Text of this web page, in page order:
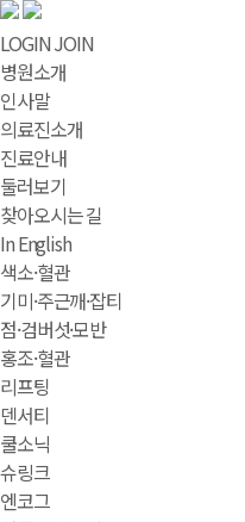
LOGINJOIN
병원소개
인사말
의료진소개
진료안내
둘러보기
찾아오시는 길
In English
색소·혈관
기미·주근깨·잡티
점·검버섯·모반
홍조·혈관
리프팅
덴서티
쿨소닉
슈링크
엔코그